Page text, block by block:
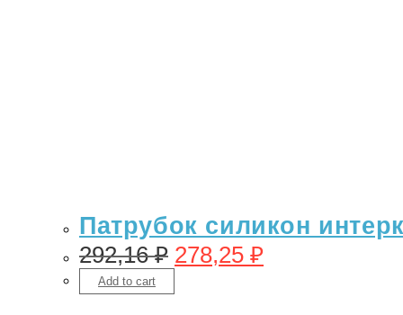
Патрубок силикон
292,16₽ 278,25 ₽
Add to cart